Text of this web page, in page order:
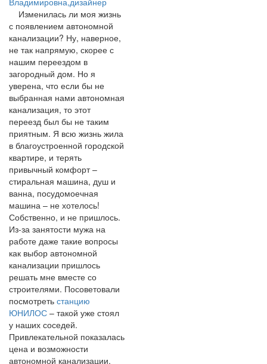
Изменилась ли моя жизнь
с появлением автономной
канализации? Ну, наверное,
не так напрямую, скорее с
нашим переездом в
загородный дом. Но я
уверена, что если бы не
выбранная нами автономная
канализация, то этот
переезд был бы не таким
приятным. Я всю жизнь жила
в благоустроенной городской
квартире, и терять
привычный комфорт –
стиральная машина, душ и
ванна, посудомоечная
машина – не хотелось!
Собственно, и не пришлось.
Из-за занятости мужа на
работе даже такие вопросы
как выбор автономной
канализации пришлось
решать мне вместе со
строителями. Посоветовали
посмотреть станцию
ЮНИЛОС – такой уже стоял
у наших соседей.
Привлекательной показалась
цена и возможности
автономной канализации,